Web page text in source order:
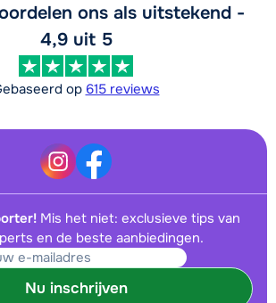
ons als uitstekend -
4,9 uit 5
op 615 reviews
Mis het niet: exclusieve tips van
en de beste aanbiedingen.
Nu inschrijven